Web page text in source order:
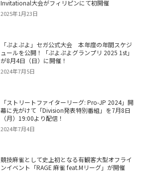
Invitational大会がフィリピンにて初開催
2025年1月23日
「ぷよぷよ」セガ公式大会 本年度の年間スケジ
ュールを公開！「ぷよぷよグランプリ 2025 1st」
が8月4日（日）に開催！
2024年7月5日
「ストリートファイターリーグ: Pro-JP 2024」開
幕に先がけて「Division発表特別番組」を7月8日
（月）19:00より配信！
2024年7月4日
競技麻雀として史上初となる有観客大型オフライ
ンイベント「RAGE 麻雀 feat.Mリーグ」が開催